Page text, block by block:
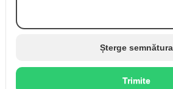
Șterge semnătura
Trimite